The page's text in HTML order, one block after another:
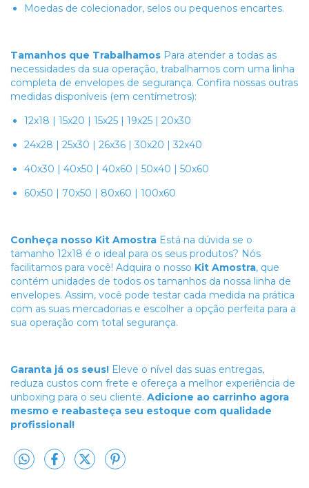
Moedas de colecionador, selos ou pequenos encartes.
Tamanhos que Trabalhamos Para atender a todas as
necessidades da sua operação, trabalhamos com uma linha
completa de envelopes de segurança. Confira nossas outras
medidas disponíveis (em centímetros):
12x18 | 15x20 | 15x25 | 19x25 | 20x30
24x28 | 25x30 | 26x36 | 30x20 | 32x40
40x30 | 40x50 | 40x60 | 50x40 | 50x60
60x50 | 70x50 | 80x60 | 100x60
Conheça nosso Kit Amostra Está na dúvida se o
tamanho 12x18 é o ideal para os seus produtos? Nós
facilitamos para você! Adquira o nosso Kit Amostra, que
contém unidades de todos os tamanhos da nossa linha de
envelopes. Assim, você pode testar cada medida na prática
com as suas mercadorias e escolher a opção perfeita para a
sua operação com total segurança.
Garanta já os seus! Eleve o nível das suas entregas,
reduza custos com frete e ofereça a melhor experiência de
unboxing para o seu cliente. Adicione ao carrinho agora
mesmo e reabasteça seu estoque com qualidade
profissional!